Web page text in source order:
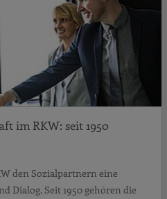
im RKW: seit 1950
den Sozialpartnern eine
Dialog. Seit 1950 gehören die